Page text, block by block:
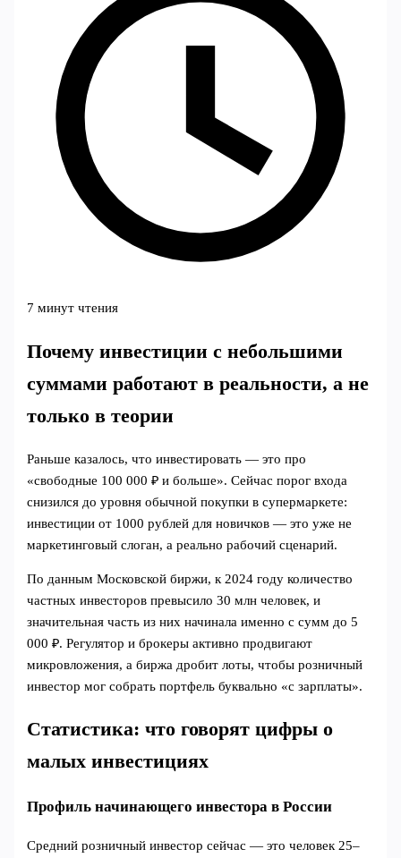
7 минут чтения
Почему инвестиции с небольшими
суммами работают в реальности, а не
только в теории
Раньше казалось, что инвестировать — это про
«свободные 100 000 ₽ и больше». Сейчас порог входа
снизился до уровня обычной покупки в супермаркете:
инвестиции от 1000 рублей для новичков — это уже не
маркетинговый слоган, а реально рабочий сценарий.
По данным Московской биржи, к 2024 году количество
частных инвесторов превысило 30 млн человек, и
значительная часть из них начинала именно с сумм до 5
000 ₽. Регулятор и брокеры активно продвигают
микровложения, а биржа дробит лоты, чтобы розничный
инвестор мог собрать портфель буквально «с зарплаты».
Статистика: что говорят цифры о
малых инвестициях
Профиль начинающего инвестора в России
Средний розничный инвестор сейчас — это человек 25–